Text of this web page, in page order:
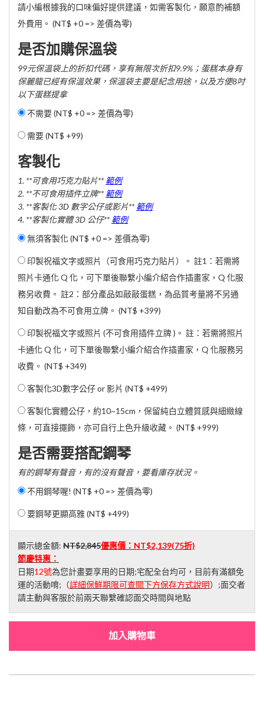
請小編根據我的口味偏好提供建議，如需客製化，願意酌補額
外費用。 (NT$ +0 => 差價為零)
是否加購保溫袋
99元保溫袋上的折扣代碼，享有無限次折扣9.9%；蛋糕本身有
保麗龍已經有保溫效果，保溫袋主要是紀念用途，以及方便8吋
以下蛋糕提拿
不需要 (NT$ +0 => 差價為零)
需要 (NT$ +99)
客製化
1. **可食用巧克力貼片** 範例
2. **不可食用插件立牌** 範例
3. **客製化 3D 數字公仔或影片** 範例
4. **客製化實體 3D 公仔** 範例
無須客製化 (NT$ +0 => 差價為零)
印製祝福文字或照片（可食用巧克力貼片）。 註1：若需將
照片卡通化 Q 化，可下單後聯繫小編介紹合作插畫家，Q 化服
務另收費。 註2：部分產品如敲敲蛋糕，為品質考量將不另通
知自動改為不可食用立牌。 (NT$ +399)
印製祝福文字或照片 (不可食用插件立牌 )。 註：若需將照片
卡通化 Q 化，可下單後聯繫小編介紹合作插畫家，Q 化服務另
收費。 (NT$ +349)
客製化3D數字公仔 or 影片 (NT$ +499)
客製化實體公仔，約10~15cm，保留純白立體質感與細緻線
條，可直接擺飾，亦可自行上色升級收藏。 (NT$ +999)
是否需要搭配鋼琴
有的鋼琴有聲音，有的沒有聲音，要看庫存狀況。
不用鋼琴喔! (NT$ +0 => 差價為零)
要鋼琴更顯高雅 (NT$ +499)
顯示總金額: NT$2,845優惠價： NT$2,139(75折)
節慶特惠：
日期12號為您計畫要享用的日期;宅配全台均可，目前有滿額免
運的活動唷;（詳細保鮮期限可查閱下方保存方式說明）;面交者
請主動與客服於前兩天聯繫確認面交時間與地點
加入購物車